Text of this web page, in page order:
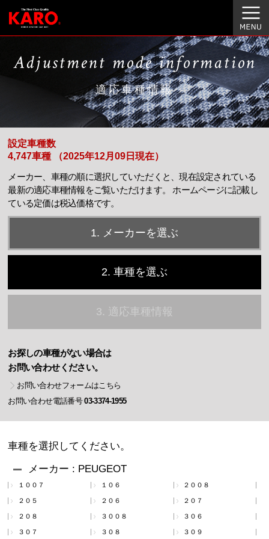
Adjustment mode information
適応車種情報
設定車種数
4,747車種 （2025年12月09日現在）
メーカー、車種の順に選択していただくと、現在設定されている
最新の適応車種情報をご覧いただけます。
ホームページに記載し
ている定価は税込価格です。
1. メーカーを選ぶ
2. 車種を選ぶ
3. 適応車種情報
お探しの車種がない場合は
お問い合わせください。
お問い合わせフォームはこちら
お問い合わせ電話番号03-3374-1955
車種を選択してください。
メーカー : PEUGEOT
１００７ １０６ ２００８
２０５ ２０６ ２０７
２０８ ３００８ ３０６
３０７ ３０８ ３０９